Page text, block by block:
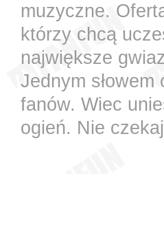
muzyczne.
którzy chcą
największe
Jednym
fanów. Wiec
ogień. Nie